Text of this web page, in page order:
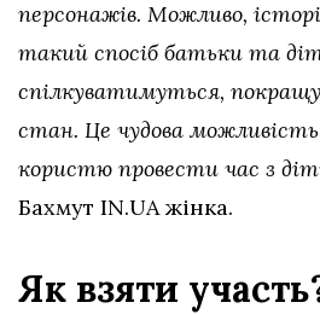
персонажів. Можливо,
такий спосіб батьки та
спілкуватимуться,
стан. Це чудова
користю провести час з
Бахмут IN.UA жінка.
Як взяти